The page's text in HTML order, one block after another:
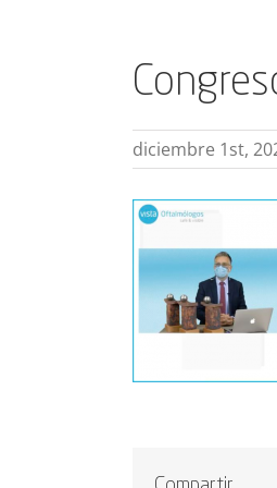
diciembre 1st,